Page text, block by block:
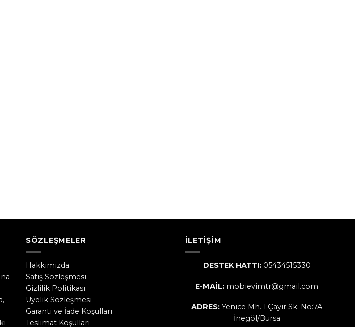
SÖZLEŞMELER
Hakkımızda
Satış Sözleşmesi
Gizlilik Politikası
Üyelik Sözleşmesi
Garanti ve İade Koşulları
Teslimat Koşulları
İLETIŞIM
DESTEK HATTI:05434515330
E-MAİL: mobievimtr@gmail.com
ADRES:Yenice Mh. 1.Çayır Sk. No:7A
İnegöl/Bursa